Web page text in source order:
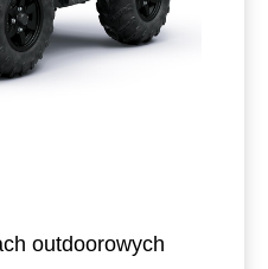
outdoorowych